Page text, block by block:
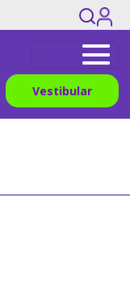
Vestibular